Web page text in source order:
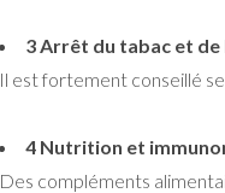
3 Arrêt du tabac et de
Il est fortement conseillé
4 Nutrition et
Des compléments